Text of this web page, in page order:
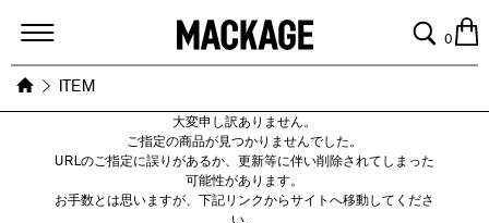
MACKAGE
0
ITEM
大変申し訳ありません。
ご指定の商品が見つかりませんでした。
URLのご指定に誤りがあるか、更新等に伴い削除されてしまった
可能性があります。
お手数とは思いますが、下記リンクからサイトへ移動してくださ
い。